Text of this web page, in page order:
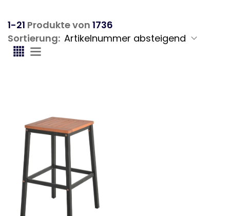
1-21 Produkte von 1736
Sortierung: